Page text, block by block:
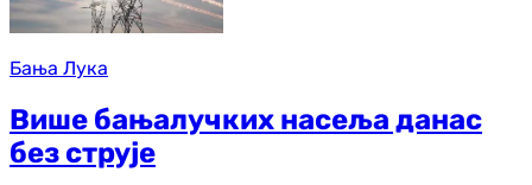
Бања Лука
Више бањалучких насеља данас
без струје